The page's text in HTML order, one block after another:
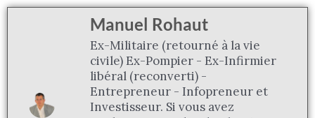
Manuel Rohaut
Ex-Militaire (retourné à la vie
civile) Ex-Pompier - Ex-Infirmier
libéral (reconverti) -
Entrepreneur - Infopreneur et
Investisseur. Si vous avez